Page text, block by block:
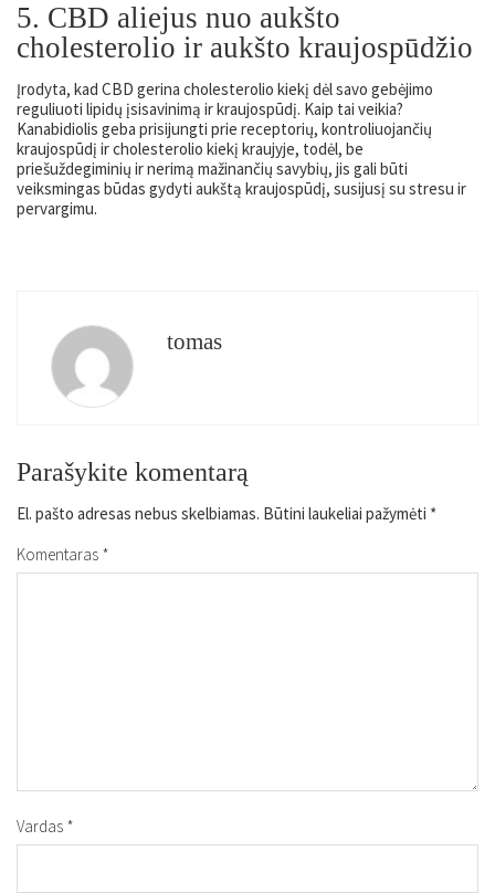
5. CBD aliejus nuo aukšto
cholesterolio ir aukšto kraujospūdžio
Įrodyta, kad CBD gerina cholesterolio kiekį dėl savo gebėjimo
reguliuoti lipidų įsisavinimą ir kraujospūdį. Kaip tai veikia?
Kanabidiolis geba prisijungti prie receptorių, kontroliuojančių
kraujospūdį ir cholesterolio kiekį kraujyje, todėl, be
priešuždegiminių ir nerimą mažinančių savybių, jis gali būti
veiksmingas būdas gydyti aukštą kraujospūdį, susijusį su stresu ir
pervargimu.
tomas
Parašykite komentarą
El. pašto adresas nebus skelbiamas. Būtini laukeliai pažymėti *
Komentaras *
Vardas *